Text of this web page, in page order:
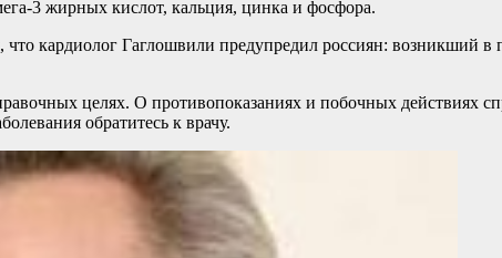
3 жирных кислот, кальция, цинка и фосфора.
кардиолог Гаглошвили предупредил россиян: возникший в
целях. О противопоказаниях и побочных действиях
обратитесь к врачу.